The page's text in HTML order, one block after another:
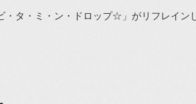
・タ・ミ・ン・ドロップ☆」がリフレイン